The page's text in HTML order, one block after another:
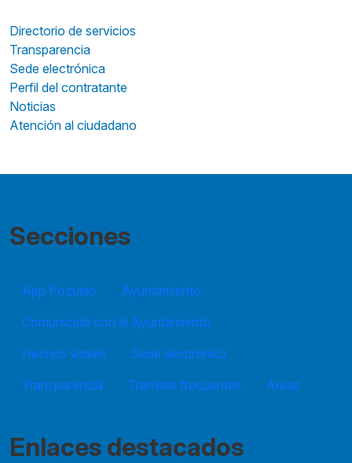
Directorio de servicios
Transparencia
Sede electrónica
Perfil del contratante
Noticias
Atención al ciudadano
Secciones
App Pozuelo
Ayuntamiento
Comunícate con el Ayuntamiento
Hechos vitales
Sede electrónica
Transparencia
Trámites frecuentes Áreas
Enlaces destacados